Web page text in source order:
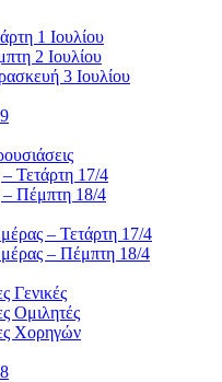
1 Ιουλίου
2 Ιουλίου
3 Ιουλίου
Τετάρτη 17/4
– Πέμπτη 18/4
– Τετάρτη 17/4
– Πέμπτη 18/4
Γενικές
Ομιλητές
Χορηγών